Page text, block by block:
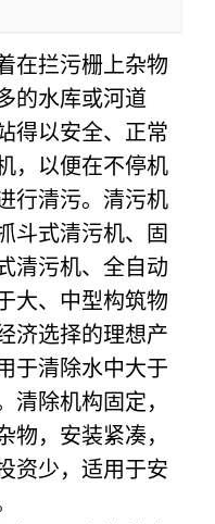
在拦污栅上杂物
的水库或河道
得以安全、正常
，以便在不停机
行清污。清污机
斗式清污机、固
清污机、全自动
大、中型构筑物
济选择的理想产
于清除水中大于
清除机构固定，
物，安装紧凑，
资少，适用于安